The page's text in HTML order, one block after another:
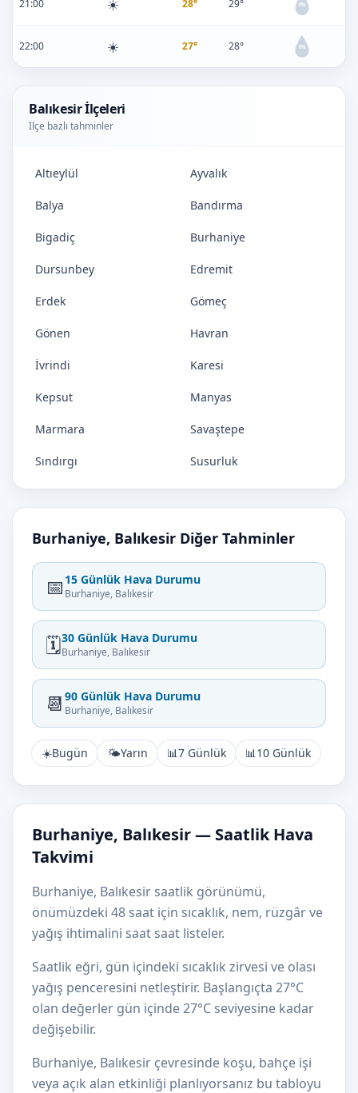
21:00 ☀️ 28° 29° 0%
22:00 ☀️ 27° 28° 0%
Balıkesir İlçeleri
İlçe bazlı tahminler
Altıeylül Ayvalık
Balya Bandırma
Bigadiç Burhaniye
Dursunbey Edremit
Erdek Gömeç
Gönen Havran
İvrindi Karesi
Kepsut Manyas
Marmara Savaştepe
Sındırgı Susurluk
Burhaniye, Balıkesir Diğer Tahminler
📅 15 Günlük Hava Durumu
Burhaniye, Balıkesir
🗓️30 Günlük Hava Durumu
Burhaniye, Balıkesir
📆 90 Günlük Hava Durumu
Burhaniye, Balıkesir
☀️Bugün 🌤️Yarın 📊7 Günlük 📊10 Günlük
Burhaniye, Balıkesir — Saatlik Hava
Takvimi
Burhaniye, Balıkesir saatlik görünümü,
önümüzdeki 48 saat için sıcaklık, nem, rüzgâr ve
yağış ihtimalini saat saat listeler.
Saatlik eğri, gün içindeki sıcaklık zirvesi ve olası
yağış penceresini netleştirir. Başlangıçta 27°C
olan değerler gün içinde 27°C seviyesine kadar
değişebilir.
Burhaniye, Balıkesir çevresinde koşu, bahçe işi
veya açık alan etkinliği planlıyorsanız bu tabloyu